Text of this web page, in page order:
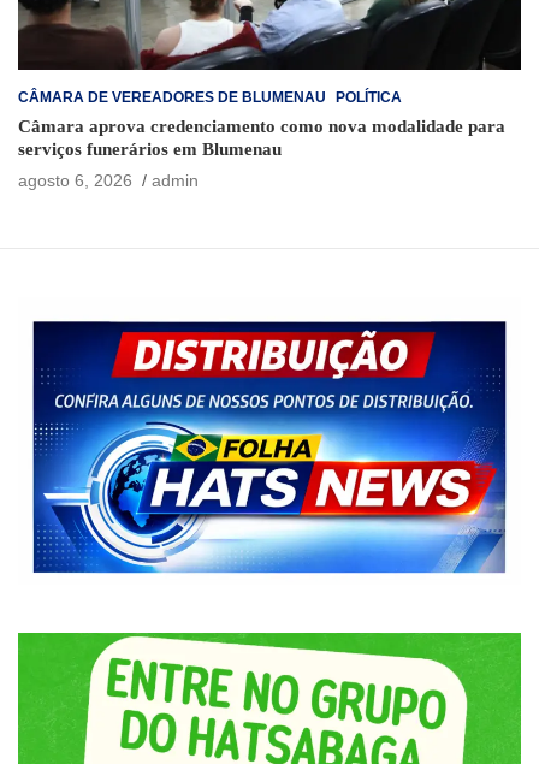
CÂMARA DE VEREADORES DE BLUMENAU POLÍTICA
Câmara aprova credenciamento como nova modalidade para
serviços funerários em Blumenau
agosto 6, 2026
admin